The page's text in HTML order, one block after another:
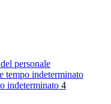
personale
tempo indeterminato
indeterminato 4